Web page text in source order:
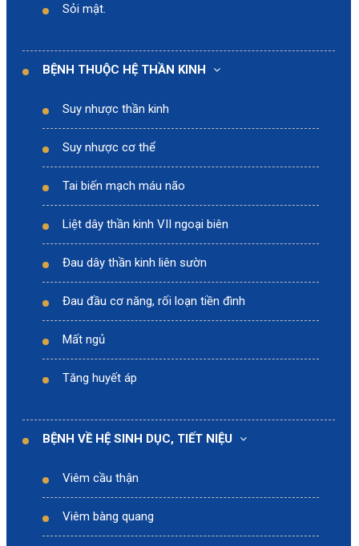
Sỏi mật.
BỆNH THUỘC HỆ THẦN KINH
Suy nhược thần kinh
Suy nhược cơ thể
Tai biến mạch máu não
Liệt dây thần kinh VII ngoại biên
Đau dây thần kinh liên sườn
Đau đầu cơ năng, rối loạn tiền đình
Mất ngủ
Tăng huyết áp
BỆNH VỀ HỆ SINH DỤC, TIẾT NIỆU
Viêm cầu thận
Viêm bàng quang